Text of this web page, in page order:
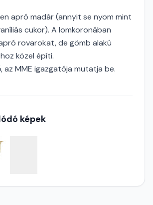
apró madár (annyit se nyom mint
cukor). A lomkoronában
rovarokat, de gömb alakú
közel építi.
az MME igazgatója mutatja be.
képek